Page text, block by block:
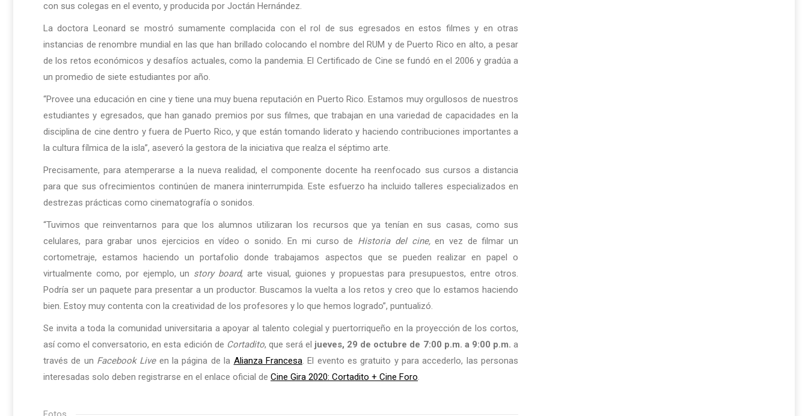
con sus colegas en el evento, y producida por Joctán Hernández.
La doctora Leonard se mostró sumamente complacida con el rol de sus egresados en estos filmes y en otras
instancias de renombre mundial en las que han brillado colocando el nombre del RUM y de Puerto Rico en alto, a pesar
de los retos económicos y desafíos actuales, como la pandemia. El Certificado de Cine se fundó en el 2006 y gradúa a
un promedio de siete estudiantes por año.
“Provee una educación en cine y tiene una muy buena reputación en Puerto Rico. Estamos muy orgullosos de nuestros
estudiantes y egresados, que han ganado premios por sus filmes, que trabajan en una variedad de capacidades en la
disciplina de cine dentro y fuera de Puerto Rico, y que están tomando liderato y haciendo contribuciones importantes a
la cultura fílmica de la isla”, aseveró la gestora de la iniciativa que realza el séptimo arte.
Precisamente, para atemperarse a la nueva realidad, el componente docente ha reenfocado sus cursos a distancia
para que sus ofrecimientos continúen de manera ininterrumpida. Este esfuerzo ha incluido talleres especializados en
destrezas prácticas como cinematografía o sonidos.
“Tuvimos que reinventarnos para que los alumnos utilizaran los recursos que ya tenían en sus casas, como sus
celulares, para grabar unos ejercicios en vídeo o sonido. En mi curso de Historia del cine,en vez de filmar un
cortometraje, estamos haciendo un portafolio donde trabajamos aspectos que se pueden realizar en papel o
virtualmente como, por ejemplo, un story board, arte visual, guiones y propuestas para presupuestos, entre otros.
Podría ser un paquete para presentar a un productor. Buscamos la vuelta a los retos y creo que lo estamos haciendo
bien. Estoy muy contenta con la creatividad de los profesores y lo que hemos logrado”, puntualizó.
Se invita a toda la comunidad universitaria a apoyar al talento colegial y puertorriqueño en la proyección de los cortos,
así como el conversatorio, en esta edición de Cortadito, que será el jueves, 29 de octubre de 7:00 p.m. a 9:00 p.m. a
través de un Facebook Liveen la página de la Alianza Francesa. El evento es gratuito y para accederlo, las personas
interesadas solo deben registrarse en el enlace oficial de Cine Gira 2020: Cortadito + Cine Foro.